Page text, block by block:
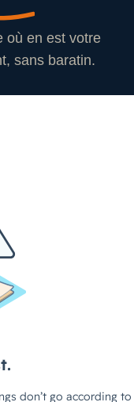
où en est votre
sans baratin.